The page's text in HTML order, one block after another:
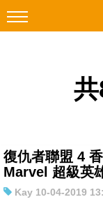
遊戲動漫
教學評測
復仇者聯盟 4
Marvel 超級英
Kay 10-04-2019